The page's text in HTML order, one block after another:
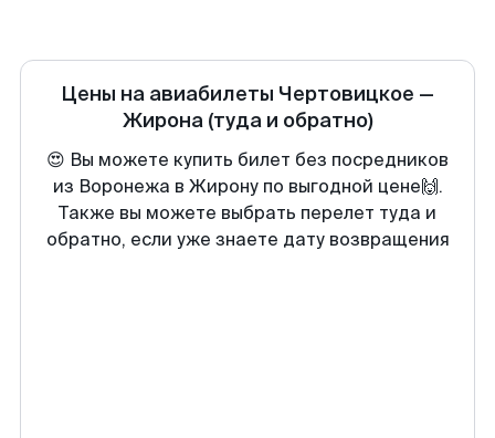
Цены на авиабилеты Чертовицкое —
Жирона (туда и обратно)
😍 Вы можете купить билет без посредников
из Воронежа в Жирону по выгодной цене🙌.
Также вы можете выбрать перелет туда и
обратно, если уже знаете дату возвращения